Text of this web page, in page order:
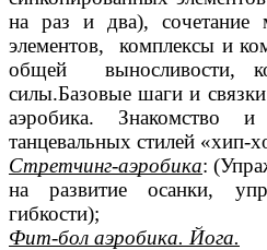
на раз и два),
элементов,
комплексы и
общей выносливости,
силы.Базовые шаги и
аэробика. Знакомство и
танцевальных стилей «хип-
Стретчинг-аэробика:
на развитие осанки,
гибкости);
Фит-бол аэробика. Йога.